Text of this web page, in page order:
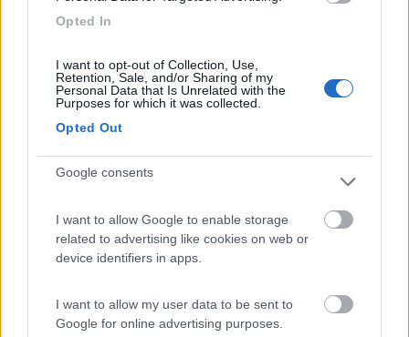
Opted In
I want to opt-out of Collection, Use,
Retention, Sale, and/or Sharing of my
Personal Data that Is Unrelated with the
Purposes for which it was collected.
Opted Out
Google consents
I want to allow Google to enable storage
related to advertising like cookies on web or
device identifiers in apps.
I want to allow my user data to be sent to
Google for online advertising purposes.